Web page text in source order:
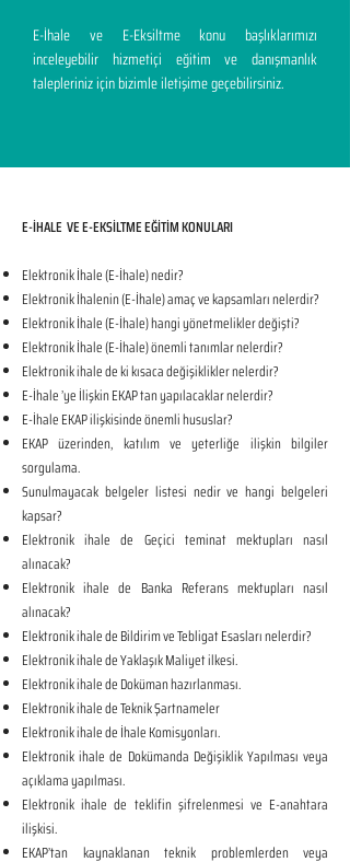
E-İhale ve E-Eksiltme konu başlıklarımızı
inceleyebilir hizmetiçi eğitim ve danışmanlık
talepleriniz için bizimle iletişime geçebilirsiniz.
E-İHALE VE E-EKSİLTME EĞİTİM KONULARI​
Elektronik İhale (E-İhale) nedir?
Elektronik İhalenin (E-İhale) amaç ve kapsamları nelerdir?
Elektronik İhale (E-İhale) hangi yönetmelikler değişti?
Elektronik İhale (E-İhale) önemli tanımlar nelerdir?
Elektronik ihale de ki kısaca değişiklikler nelerdir?
E-İhale ’ye İlişkin EKAP tan yapılacaklar nelerdir?
E-İhale EKAP ilişkisinde önemli hususlar?
EKAP üzerinden, katılım ve yeterliğe ilişkin bilgiler
sorgulama.
Sunulmayacak belgeler listesi nedir ve hangi belgeleri
kapsar?
Elektronik ihale de Geçici teminat mektupları nasıl
alınacak?
Elektronik ihale de Banka Referans mektupları nasıl
alınacak?
Elektronik ihale de Bildirim ve Tebligat Esasları nelerdir?
Elektronik ihale de Yaklaşık Maliyet ilkesi.
Elektronik ihale de Doküman hazırlanması.
Elektronik ihale de Teknik Şartnameler
Elektronik ihale de İhale Komisyonları.
Elektronik ihale de Dokümanda Değişiklik Yapılması veya
açıklama yapılması.
Elektronik ihale de teklifin şifrelenmesi ve E-anahtara
ilişkisi.
EKAP’tan kaynaklanan teknik problemlerden veya